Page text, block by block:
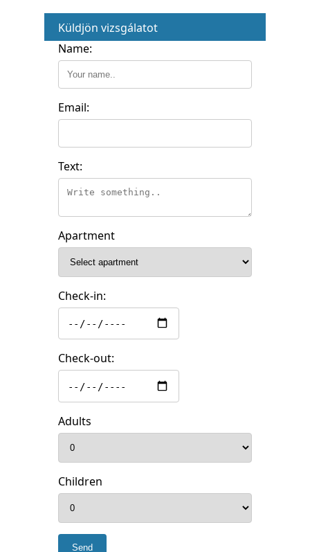
Küldjön vizsgálatot
Name:
Email:
Text:
Apartment
Check-in:
Check-out:
Adults
Children